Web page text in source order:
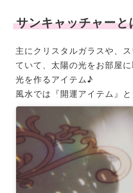
サンキャッチャーと
主にクリスタルガラスや、
ていて、太陽の光をお部屋
光を作るアイテム♪
風水では『開運アイテム』